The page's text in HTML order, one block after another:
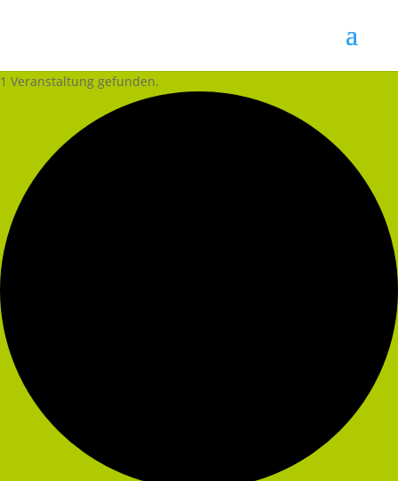
1 Veranstaltung gefunden.